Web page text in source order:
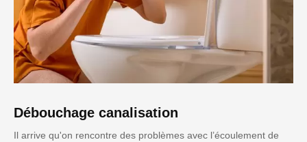
Débouchage canalisation
Il arrive qu'on rencontre des problèmes avec l’écoulement de